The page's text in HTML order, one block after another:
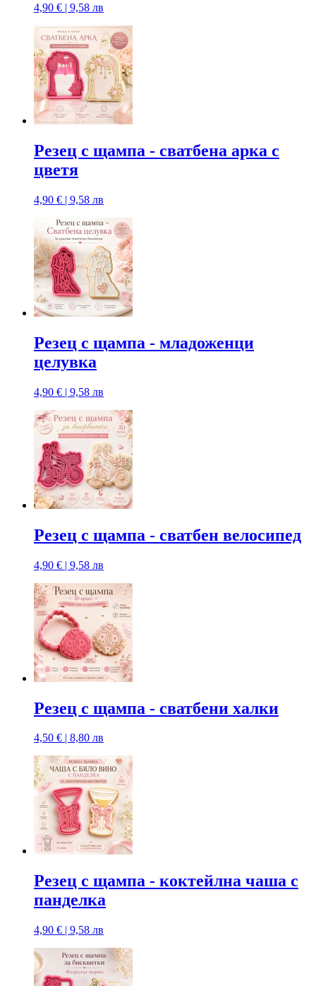
4,90 € | 9,58 лв
Резец с щампa - сватбена арка с
цветя
4,90 € | 9,58 лв
Резец с щампa - младоженци
целувка
4,90 € | 9,58 лв
Резец с щампa - сватбен велосипед
4,90 € | 9,58 лв
Резец с щампa - сватбени халки
4,50 € | 8,80 лв
Резец с щампa - коктейлна чаша с
панделка
4,90 € | 9,58 лв